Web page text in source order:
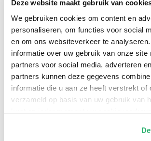
Deze website maakt gebruik van
We gebruiken cookies om content en
personaliseren, om functies voor social
en om ons websiteverkeer te
informatie over uw gebruik van onze site
partners voor social media, adverteren
partners kunnen deze gegevens
informatie die u aan ze heeft verstrekt of
verzameld op basis van uw gebruik van
kunt op ieder moment uw
of two uncommon friends."
--Chitra Divakaruni, author of
Great Gourd
Learn more at
From the Growing With Love Series at